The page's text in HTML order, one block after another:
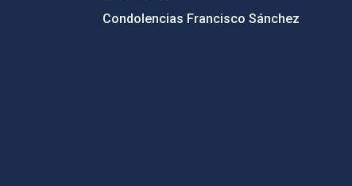
Condolencias Francisco Sánchez